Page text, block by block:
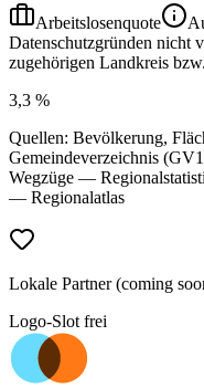
Arbeitslosenquote
Datenschutzgründen nicht
zugehörigen Landkreis
3,3 %
Quellen: Bevölkerung,
Gemeindeverzeichnis
Wegzüge —
— Regionalatlas
Lokale Partner (coming
Logo-Slot frei